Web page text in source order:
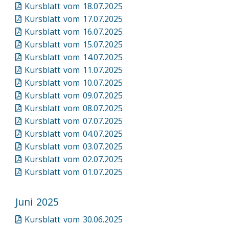
Kursblatt vom 18.07.2025
Kursblatt vom 17.07.2025
Kursblatt vom 16.07.2025
Kursblatt vom 15.07.2025
Kursblatt vom 14.07.2025
Kursblatt vom 11.07.2025
Kursblatt vom 10.07.2025
Kursblatt vom 09.07.2025
Kursblatt vom 08.07.2025
Kursblatt vom 07.07.2025
Kursblatt vom 04.07.2025
Kursblatt vom 03.07.2025
Kursblatt vom 02.07.2025
Kursblatt vom 01.07.2025
Juni 2025
Kursblatt vom 30.06.2025